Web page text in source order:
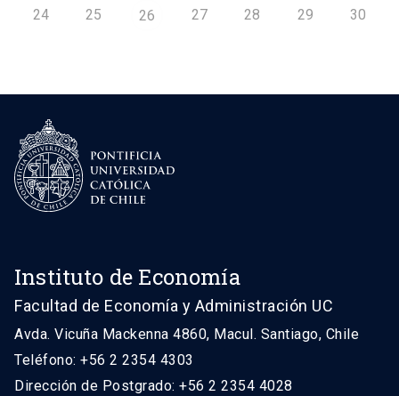
24 25 26 27 28 29 30
Instituto de Economía
Facultad de Economía y Administración UC
Avda. Vicuña Mackenna 4860, Macul. Santiago, Chile
Teléfono: +56 2 2354 4303
Dirección de Postgrado: +56 2 2354 4028